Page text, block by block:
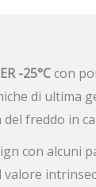
-25°Ccon
di ultima
freddo in
con alcuni
valore